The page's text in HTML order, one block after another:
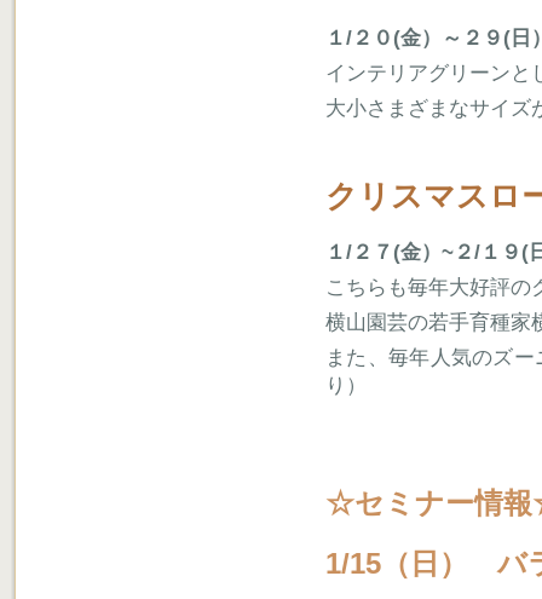
１/２０(金）～２９(日
インテリアグリーンと
大小さまざまなサイズ
クリスマスロ
１/２７(金）~２/１９(
こちらも毎年大好評の
横山園芸の若手育種家
また、毎年人気のズ
り）
☆セミナー情
1/15（日） バ